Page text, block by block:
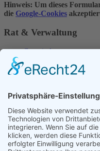
Hinweis: Um dieses
die Google-Cookies
Rat & Verwaltung
Gemeinderat
Fraktionen
Formulare & Downloads
Serviceadressen
Fahrpläne & Karten
Kontakt